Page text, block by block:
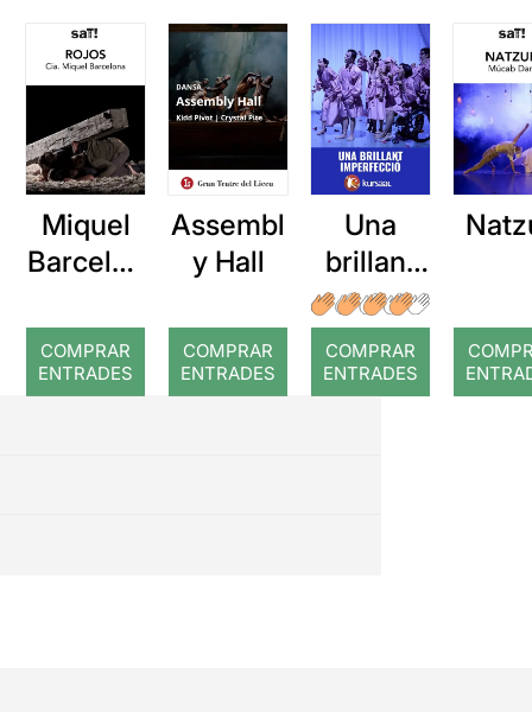
Miquel
Barcelon
COMPRAR
ENTRADES
Assembl
y Hall
COMPRAR
ENTRADES
Una
brillant
imperfec
ció (o
mort
COMPRAR
ENTRADES